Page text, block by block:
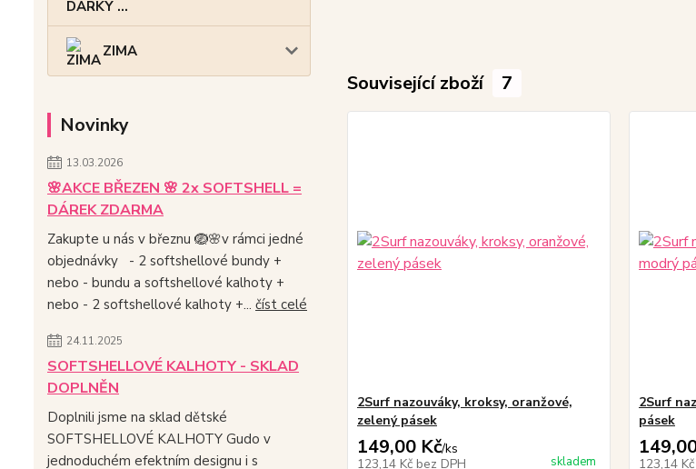
DÁRKY ...
ZIMA
Novinky
13.03.2026
🌸AKCE BŘEZEN 🌸 2x SOFTSHELL =
DÁREK ZDARMA
Zakupte u nás v březnu 🪺🌸v rámci jedné
objednávky - 2 softshellové bundy +
nebo - bundu a softshellové kalhoty +
nebo - 2 softshellové kalhoty +... číst celé
24.11.2025
SOFTSHELLOVÉ KALHOTY - SKLAD
DOPLNĚN
Doplnili jsme na sklad dětské
SOFTSHELLOVÉ KALHOTY Gudo v
jednoduchém efektním designu i s
Související zboží 7
2Surf nazouváky, kroksy, oranžové,
zelený pásek
149,00 Kč/ks
123,14 Kč bez DPH skladem
2Surf
pásek
123,14 Kč